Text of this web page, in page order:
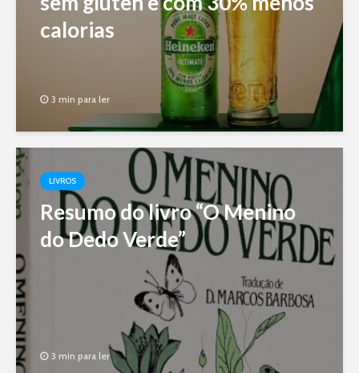
calorias
3 min para ler
LIVROS
Resumo do livro “O Menino
do Dedo Verde”
3 min para ler